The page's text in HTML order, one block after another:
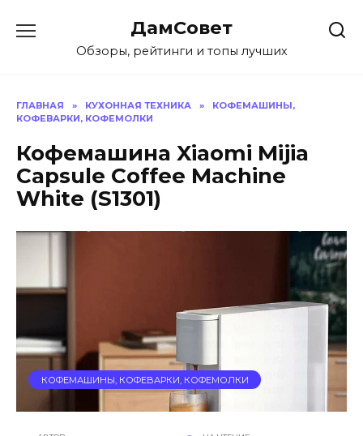
содержанию
ДамСовет
Обзоры, рейтинги и топы лучших
ГЛАВНАЯ » КУХОННАЯ ТЕХНИКА »
КОФЕМАШИНЫ,
КОФЕВАРКИ, КОФЕМОЛКИ
Кофемашина Xiaomi Mijia
Capsule Coffee Machine
White (S1301)
КОФЕМАШИНЫ, КОФЕВАРКИ, КОФЕМОЛКИ